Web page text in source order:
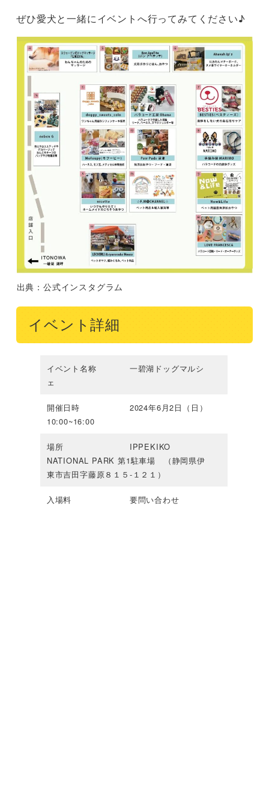
ぜひ愛犬と一緒にイベントへ行ってみてください♪
出典：公式インスタグラム
イベント詳細
イベント名称 一碧湖ドッグマルシ
ェ
開催日時 2024年6月2日（日）
10:00~16:00
場所 IPPEKIKO
NATIONAL PARK 第1駐車場 （静岡県伊
東市吉田字藤原８１５-１２１）
入場料 要問い合わせ